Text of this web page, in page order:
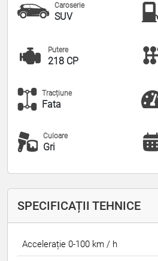
Caroserie
SUV
Putere
218 CP
Tracțiune
Fata
Culoare
Gri
SPECIFICAȚII TEHNICE
Accelerație 0-100 km / h